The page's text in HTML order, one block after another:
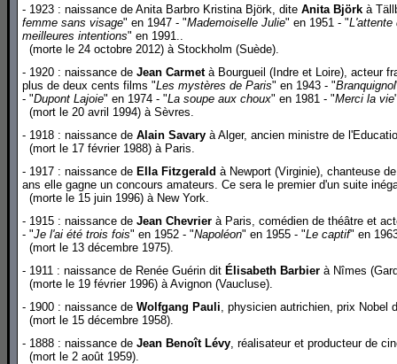
- 1923 : naissance de Anita Barbro Kristina Björk, dite Anita Björk à
femme sans visage" en 1947 - "Mademoiselle Julie" en 1951 - "L'attente
meilleures intentions" en 1991..
(morte le 24 octobre 2012) à Stockholm (Suède).
- 1920 : naissance de Jean Carmetà Bourgueil (Indre et Loire), acteur
plus de deux cents films "Les mystères de Paris" en 1943 - "Branquignol
- "Dupont Lajoie" en 1974 - "La soupe aux choux" en 1981 - "Merci la vie
(mort le 20 avril 1994) à Sèvres.
- 1918 : naissance de Alain Savary à Alger, ancien ministre de
(mort le 17 février 1988) à Paris.
- 1917 : naissance de Ella Fitzgerald à Newport (Virginie), chanteuse
ans elle gagne un concours amateurs. Ce sera le premier d'un suite
(morte le 15 juin 1996) à New York.
- 1915 : naissance de Jean Chevrier à Paris, comédien de théâtre et
- "Je l'ai été trois fois" en 1952 - "Napoléon" en 1955 - "Le captif" en
(mort le 13 décembre 1975).
- 1911 : naissance de Renée Guérin dit Élisabeth Barbier à Nîmes
(morte le 19 février 1996) à Avignon (Vaucluse).
- 1900 : naissance de Wolfgang Pauli, physicien autrichien, prix Nobel
(mort le 15 décembre 1958).
- 1888 : naissance de Jean Benoît Lévy, réalisateur et producteur de
(mort le 2 août 1959).